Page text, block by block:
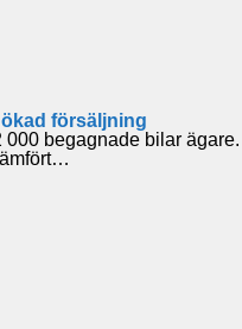
försäljning
000 begagnade bilar ägare.